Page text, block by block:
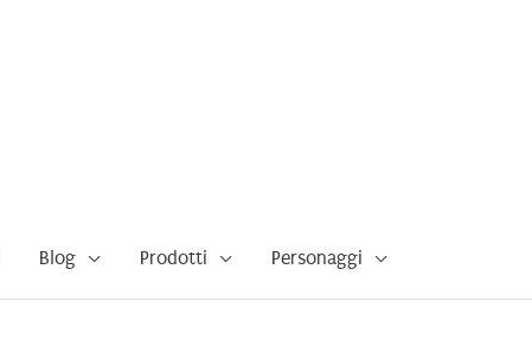
Blog Prodotti Personaggi